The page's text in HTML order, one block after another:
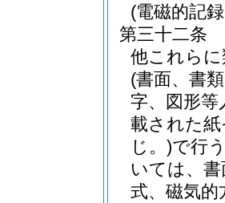
(電磁的記
第三十二条
他これら
(書面、書
字、図形
載された
じ。)で行
いては、
式、磁気